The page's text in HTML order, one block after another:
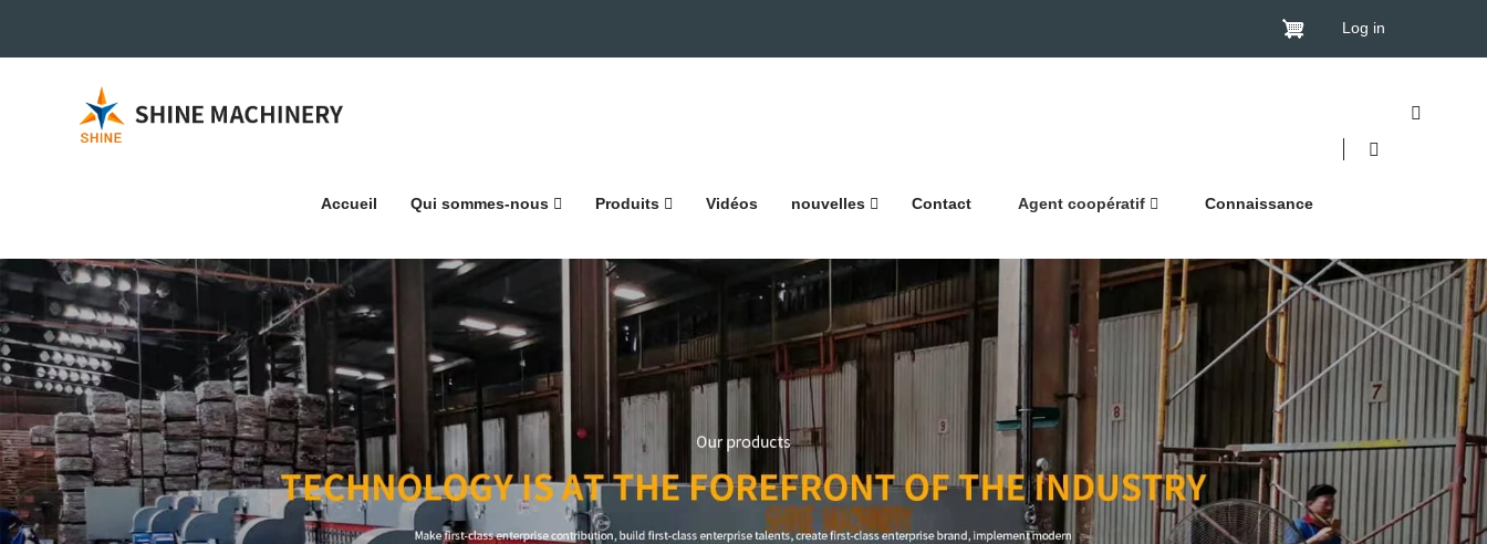
Log in
Accueil Qui sommes-nous Produits Vidéos nouvelles Contact Agent coopératif Connaissance